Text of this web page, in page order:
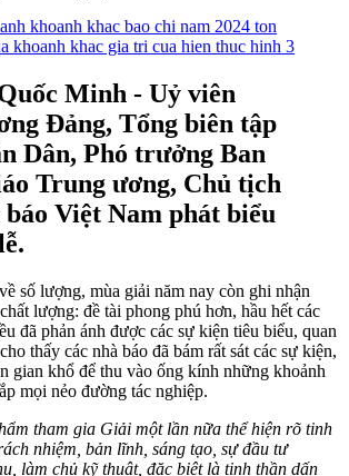
Minh - Uỷ viên
Đảng, Tổng biên tập
Dân, Phó trưởng Ban
Trung ương, Chủ tịch
Việt Nam phát biểu
số lượng, mùa giải năm nay còn ghi nhận
lượng: đề tài phong phú hơn, hầu hết các
đã phản ánh được các sự kiện tiêu biểu, quan
thấy các nhà báo đã bám rất sát các sự kiện,
gian khổ để thu vào ống kính những khoảnh
mọi nẻo đường tác nghiệp.
tham gia Giải một lần nữa thể hiện rõ tinh
nhiệm, bản lĩnh, sáng tạo, sự đầu tư
làm chủ kỹ thuật, đặc biệt là tinh thần dấn